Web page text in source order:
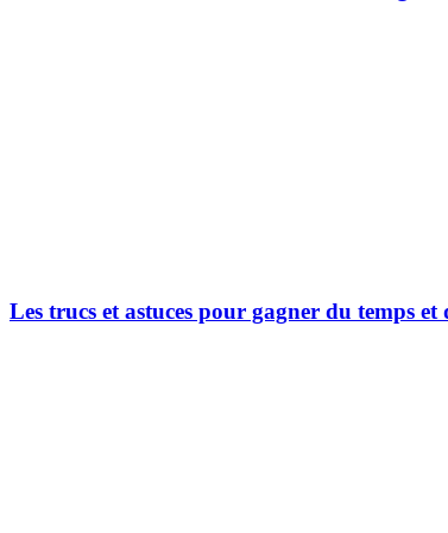
Les trucs et astuces pour gagner du temps